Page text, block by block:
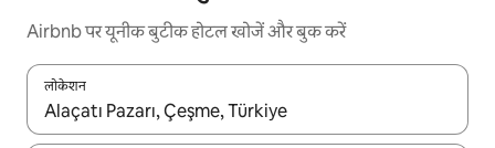
Airbnb पर यूनीक बुटीक होटल खोजें और बुक करें
लोकेशन
नतीजों के उपलब्ध होने पर, अप और डाउन 'ऐरो की' का इस्तेमाल करके नेविगेट